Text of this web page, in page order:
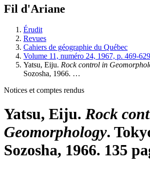
Fil d'Ariane
Érudit
Revues
Cahiers de géographie du Québec
Volume 11, numéro 24, 1967, p. 469-629
Yatsu, Eiju. Rock control in
Sozosha, 1966. …
Notices et comptes rendus
Yatsu, Eiju. Rock
Geomorphology.
Sozosha, 1966. 135